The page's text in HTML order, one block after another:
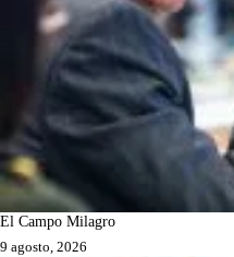
El Campo Milagro
9 agosto, 2026